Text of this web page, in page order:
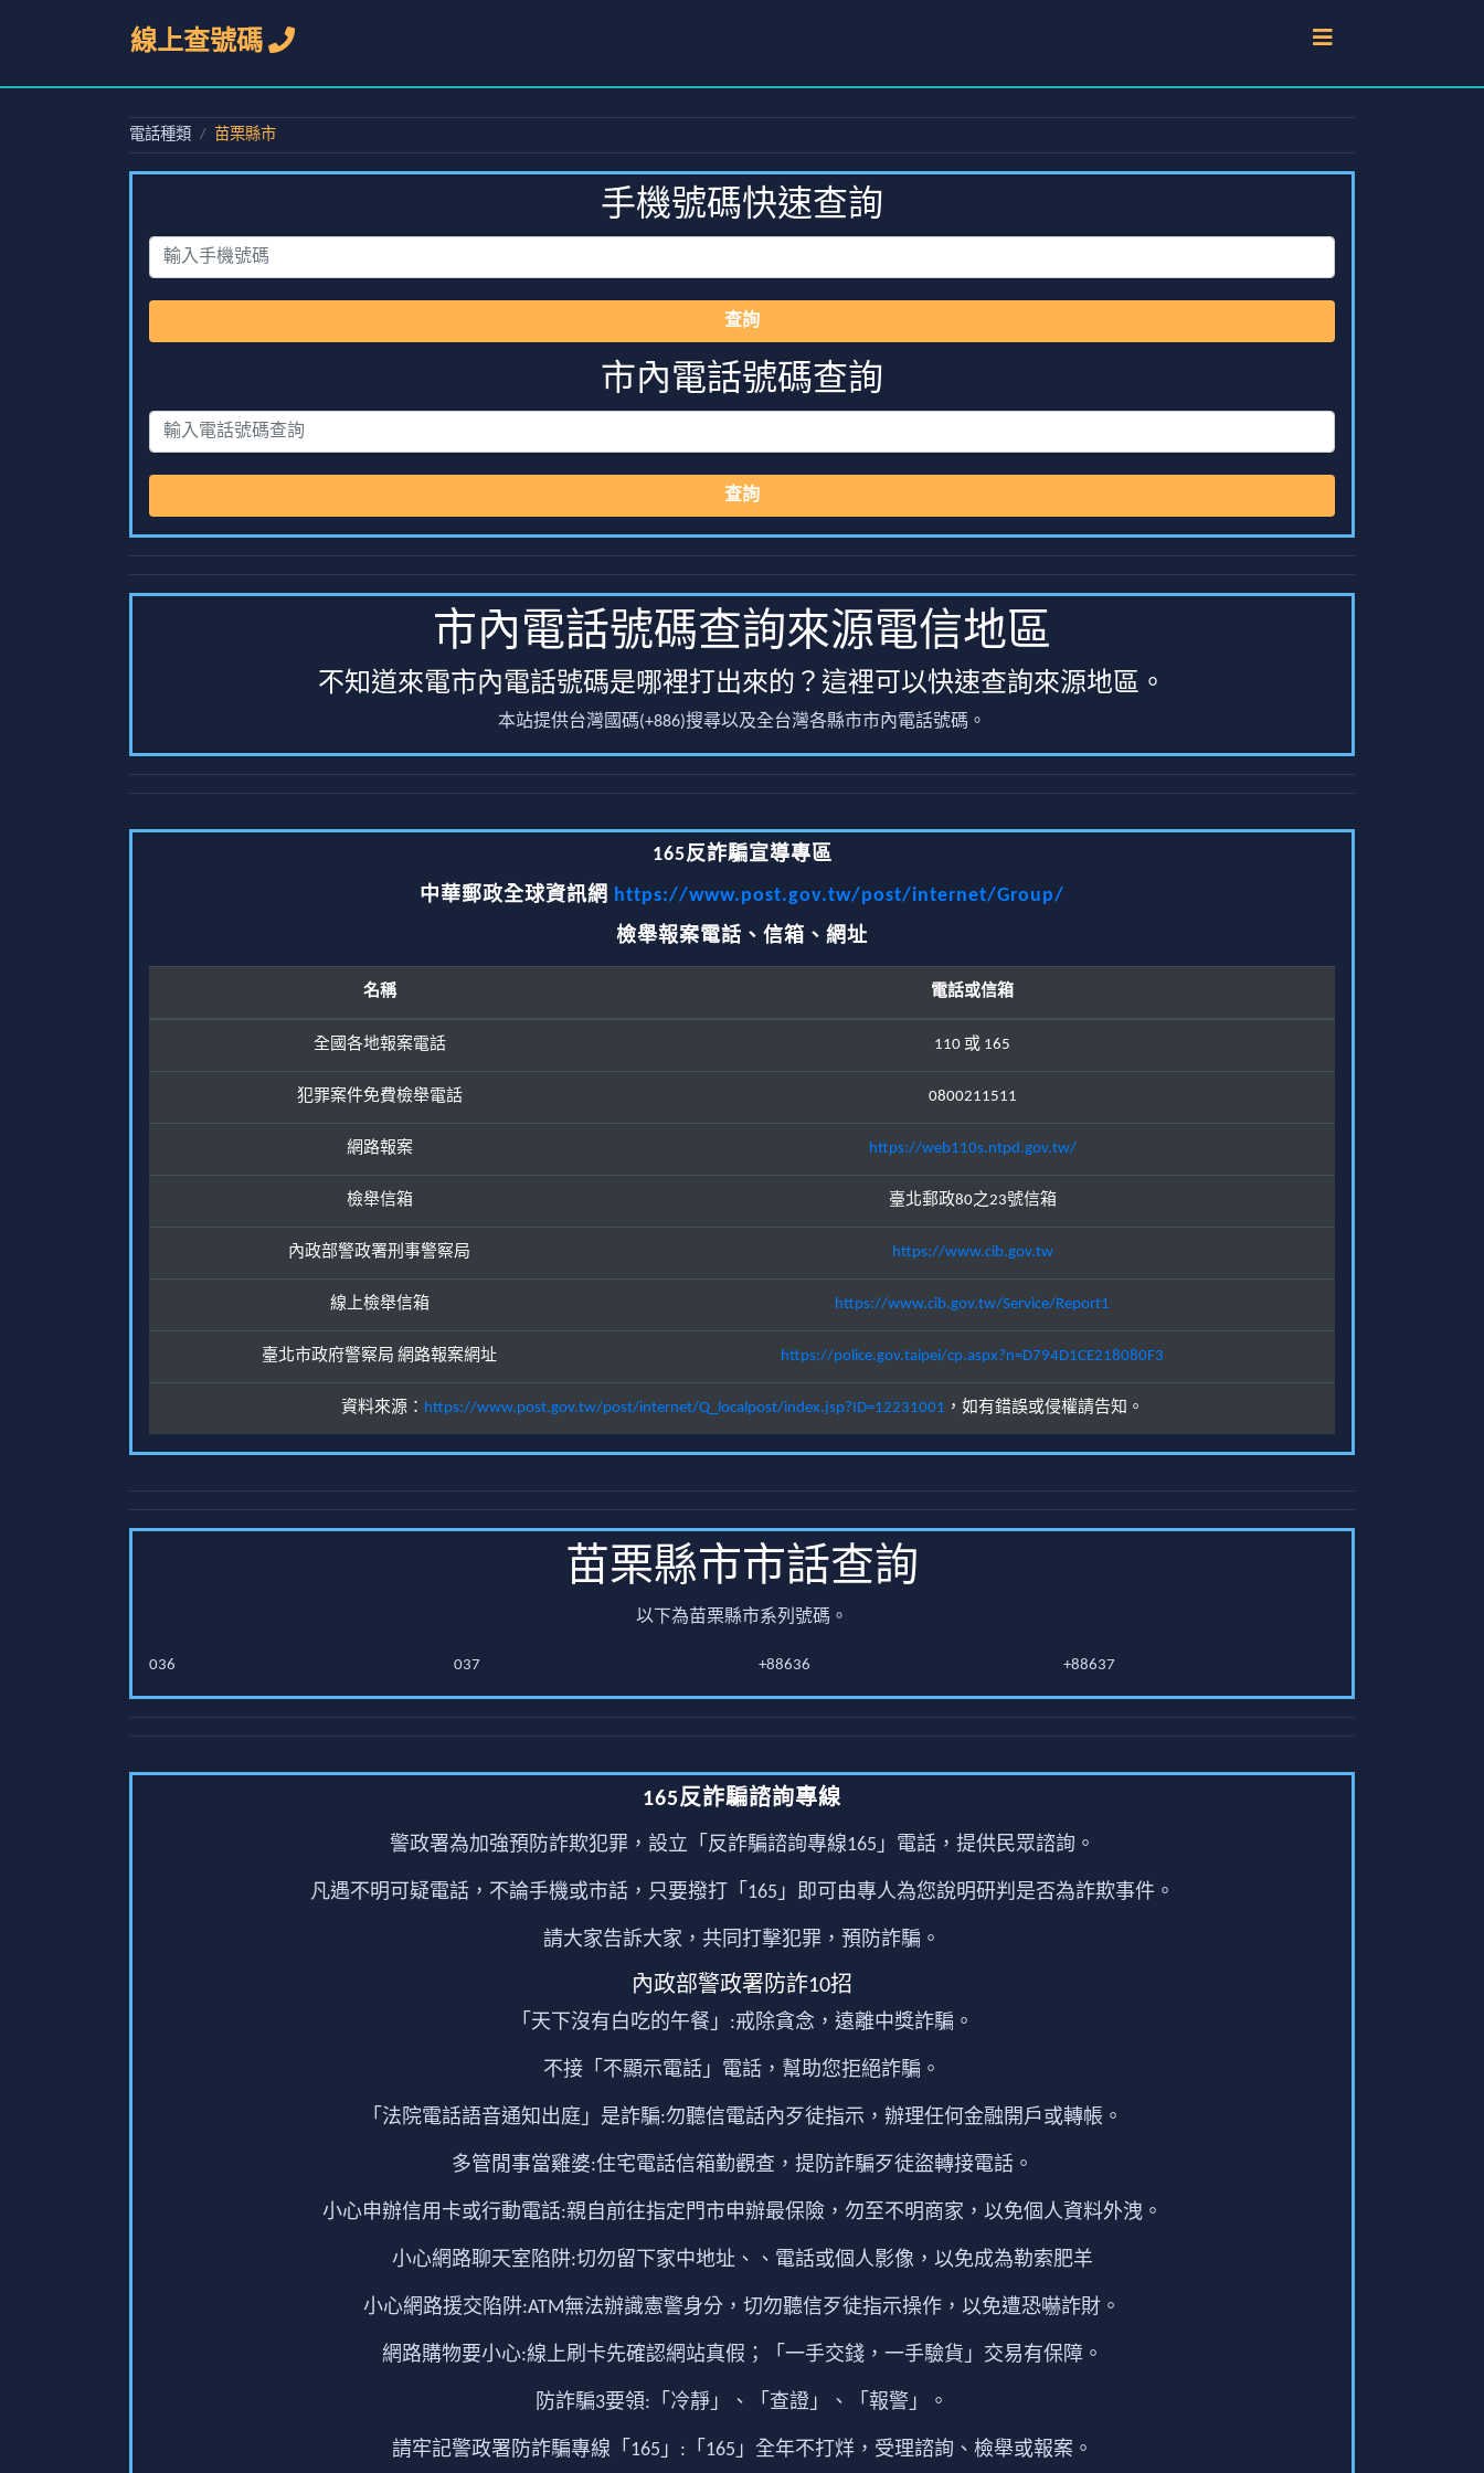
線上查號碼
電話種類 苗栗縣市
手機號碼快速查詢
查詢
市內電話號碼查詢
查詢
市內電話號碼查詢來源電信地區
不知道來電市內電話號碼是哪裡打出來的？這裡可以快速查詢來源地區。
本站提供台灣國碼(+886)搜尋以及全台灣各縣市市內電話號碼。
165反詐騙宣導專區
中華郵政全球資訊網 https://www.post.gov.tw/post/internet/Group/
檢舉報案電話、信箱、網址
名稱 電話或信箱
全國各地報案電話 110 或 165
犯罪案件免費檢舉電話 0800211511
網路報案 https://web110s.ntpd.gov.tw/
檢舉信箱 臺北郵政80之23號信箱
內政部警政署刑事警察局 https://www.cib.gov.tw
線上檢舉信箱 https://www.cib.gov.tw/Service/Report1
臺北市政府警察局 網路報案網址 https://police.gov.taipei/cp.aspx?n=D794D1CE218080F3
資料來源： https://www.post.gov.tw/post/internet/Q_localpost/index.jsp?ID=12231001 ，如有錯誤或侵權請告知。
苗栗縣市市話查詢
以下為苗栗縣市系列號碼。
036 037 +88636 +88637
165反詐騙諮詢專線
警政署為加強預防詐欺犯罪，設立「反詐騙諮詢專線165」電話，提供民眾諮詢。
凡遇不明可疑電話，不論手機或市話，只要撥打「165」即可由專人為您說明研判是否為詐欺事件。
請大家告訴大家，共同打擊犯罪，預防詐騙。
內政部警政署防詐10招
「天下沒有白吃的午餐」:戒除貪念，遠離中獎詐騙。
不接「不顯示電話」電話，幫助您拒絕詐騙。
「法院電話語音通知出庭」是詐騙:勿聽信電話內歹徒指示，辦理任何金融開戶或轉帳。
多管閒事當雞婆:住宅電話信箱勤觀查，提防詐騙歹徒盜轉接電話。
小心申辦信用卡或行動電話:親自前往指定門市申辦最保險，勿至不明商家，以免個人資料外洩。
小心網路聊天室陷阱:切勿留下家中地址、、電話或個人影像，以免成為勒索肥羊
小心網路援交陷阱:ATM無法辦識憲警身分，切勿聽信歹徒指示操作，以免遭恐嚇詐財。
網路購物要小心:線上刷卡先確認網站真假；「一手交錢，一手驗貨」交易有保障。
防詐騙3要領:「冷靜」、「查證」、「報警」。
請牢記警政署防詐騙專線「165」:「165」全年不打烊，受理諮詢、檢舉或報案。